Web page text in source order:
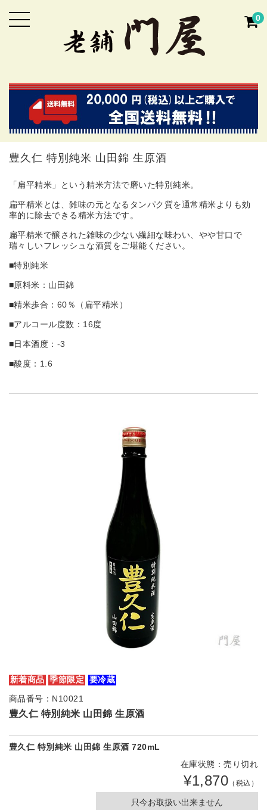
0
豊久仁 特別純米 山田錦 生原酒
「扁平精米」という精米方法で磨いた特別純米。
扁平精米とは、雑味の元となるタンパク質を通常精米よりも効
率的に除去できる精米方法です。
扁平精米で醸された雑味の少ない繊細な味わい、やや甘口で
瑞々しいフレッシュな酒質をご堪能ください。
■特別純米
■原料米：山田錦
■精米歩合：60％（扁平精米）
■アルコール度数：16度
■日本酒度：-3
■酸度：1.6
新着商品 季節限定
要冷蔵
商品番号：N10021
豊久仁 特別純米 山田錦 生原酒
豊久仁 特別純米 山田錦 生原酒 720mL
在庫状態：売り切れ
¥1,870 （税込）
只今お取扱い出来ません